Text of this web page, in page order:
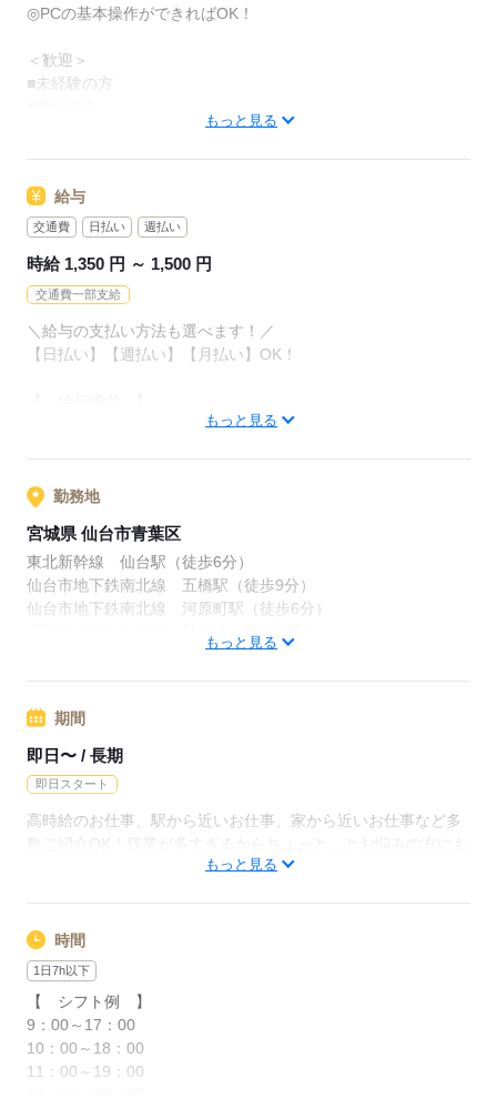
22名の大量募集のため一緒に始める仲間も多数！
▼ポイント！
未経験の方でも
時給1,350円スタート★
安定した収入が見込めます◎
□シフト調整OK
「午後から働きたい」
「平日のみがいい」など
ご希望をお聞かせください♪
応募する
◎PCの基本操作ができればOK！
＜歓迎＞
■未経験の方
／
＼
マンツーマンで就業をサポートします♪
★事務・コールセンター経験者の方はしっかり優遇！
☆髪型・服装・ネイルは自由♪
★直接雇用が可能なお仕事もあり
＼未経験大歓迎！／
応募する
もっと見る
給与
交通費 日払い 週払い
時給 1,350 円 ～ 1,500 円
交通費一部支給
＼給与の支払い方法も選べます！／
【日払い】【週払い】【月払い】OK！
※規定あり
【 交通費備考 】
★すべてのお仕事で
別途交通費を支給させていただきます♪
※詳細は面談時にお伝えします
・専任のコーディネーターが
あなたにあった職場をご紹介♪
⇒あなたの理想を叶える為に、
一緒に就業までサポートします◎
⇒気になる職場の雰囲気を知ってから
もっと見る
勤務地
宮城県 仙台市青葉区
東北新幹線 仙台駅（徒歩6分）
仙台市地下鉄南北線 五橋駅（徒歩9分）
仙台市地下鉄南北線 河原町駅（徒歩6分）
通勤ラクラクな駅チカ勤務地が多く便利♪
派遣先：仙台駅徒歩10分以内、青葉区・泉区・宮城野区・太白
区・若林区等案件多数
周辺情報：
東北本線 長町駅
その他多数勤務地あり！
周辺情報：通勤＆ショッピングに便利♪
コンビニも近く、ランチエリアも充実！
もっと見る
期間
即日〜 / 長期
即日スタート
高時給のお仕事、駅から近いお仕事、家から近いお仕事など多
ぴったりのお仕事もありますよ★まずはご相談を。＜人との出
平日のみも有！
もっと見る
時間
1日7h以下
【 シフト例 】
9：00～17：00
10：00～18：00
11：00～19：00